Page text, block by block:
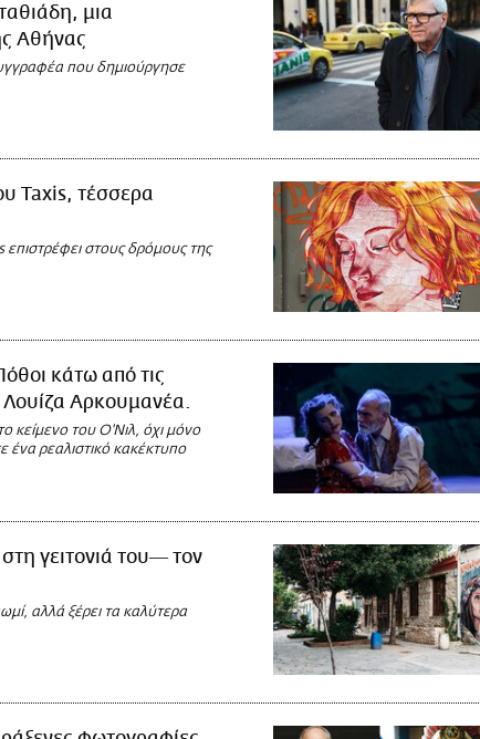
μια
Αθήνας
που δημιούργησε
Taxis, τέσσερα
στους δρόμους της
κάτω από τις
Αρκουμανέα.
κείμενο του Ο'Νιλ, όχι μόνο
ρεαλιστικό κακέκτυπο
γειτονιά του― τον
αλλά ξέρει τα καλύτερα